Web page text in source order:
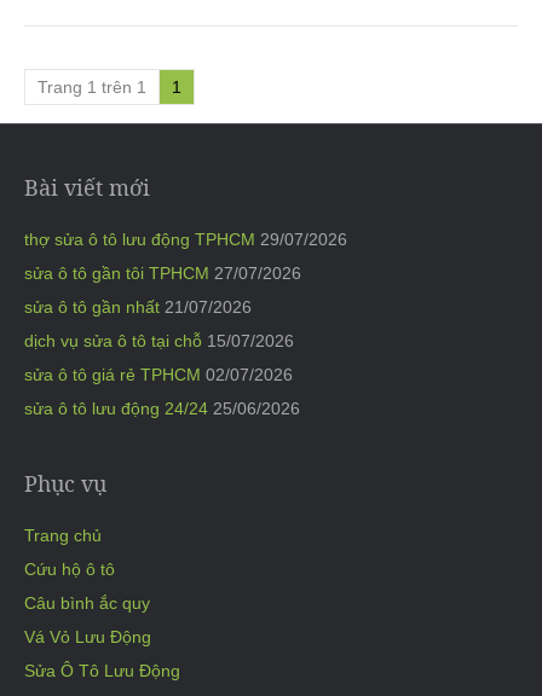
Trang 1 trên 1 1
Bài viết mới
thợ sửa ô tô lưu động TPHCM 29/07/2026
sửa ô tô gần tôi TPHCM 27/07/2026
sửa ô tô gần nhất 21/07/2026
dịch vụ sửa ô tô tại chỗ 15/07/2026
sửa ô tô giá rẻ TPHCM 02/07/2026
sửa ô tô lưu động 24/24 25/06/2026
Phục vụ
Trang chủ
Cứu hộ ô tô
Câu bình ắc quy
Vá Vỏ Lưu Động
Sửa Ô Tô Lưu Động